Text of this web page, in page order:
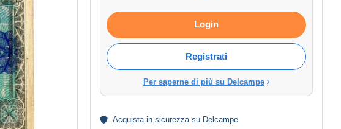
Login
Registrati
Per saperne di più su Delcampe
Acquista in sicurezza su Delcampe